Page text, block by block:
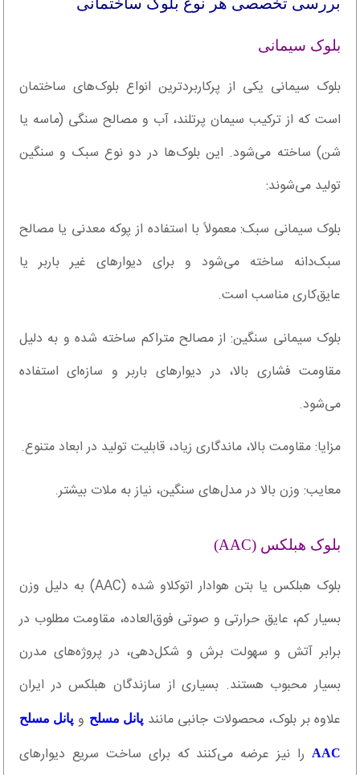
بررسی تخصصی هر نوع بلوک ساختمانی
بلوک سیمانی
بلوک سیمانی یکی از پرکاربردترین انواع بلوک‌های ساختمان
است که از ترکیب سیمان پرتلند، آب و مصالح سنگی (ماسه یا
شن) ساخته می‌شود. این بلوک‌ها در دو نوع سبک و سنگین
تولید می‌شوند:
بلوک سیمانی سبک: معمولاً با استفاده از پوکه معدنی یا مصالح
سبک‌دانه ساخته می‌شود و برای دیوارهای غیر باربر یا
عایق‌کاری مناسب است.
بلوک سیمانی سنگین: از مصالح متراکم ساخته شده و به دلیل
مقاومت فشاری بالا، در دیوارهای باربر و سازه‌ای استفاده
می‌شود.
مزایا: مقاومت بالا، ماندگاری زیاد، قابلیت تولید در ابعاد متنوع.
معایب: وزن بالا در مدل‌های سنگین، نیاز به ملات بیشتر.
بلوک هبلکس (AAC)
بلوک هبلکس یا بتن هوادار اتوکلاو شده (AAC) به دلیل وزن
بسیار کم، عایق حرارتی و صوتی فوق‌العاده، مقاومت مطلوب در
برابر آتش و سهولت برش و شکل‌دهی، در پروژه‌های مدرن
بسیار محبوب هستند. بسیاری از سازندگان هبلکس در ایران
علاوه بر بلوک، محصولات جانبی مانندپانل مسلح وپانل مسلح
AACرا نیز عرضه می‌کنند که برای ساخت سریع دیوارهای